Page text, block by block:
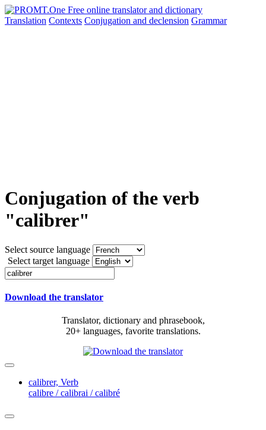
Translation Contexts Conjugation and declension Grammar
Conjugation of the verb
"calibrer"
Select source language
Select target language
Download the translator
Translator, dictionary and phrasebook,
20+ languages, favorite translations.
calibrer, Verb
calibre / calibrai / calibré